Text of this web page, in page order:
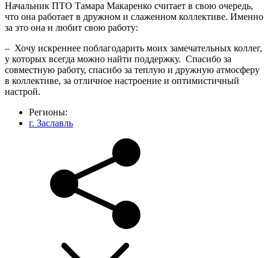
Начальник ПТО Тамара Макаренко считает в свою очередь,
что она работает в дружном и слаженном коллективе. Именно
за это она и любит свою работу:
– Хочу искреннее поблагодарить моих замечательных коллег,
у которых всегда можно найти поддержку. Спасибо за
совместную работу, спасибо за теплую и дружную атмосферу
в коллективе, за отличное настроение и оптимистичный
настрой.
Регионы:
г. Заславль